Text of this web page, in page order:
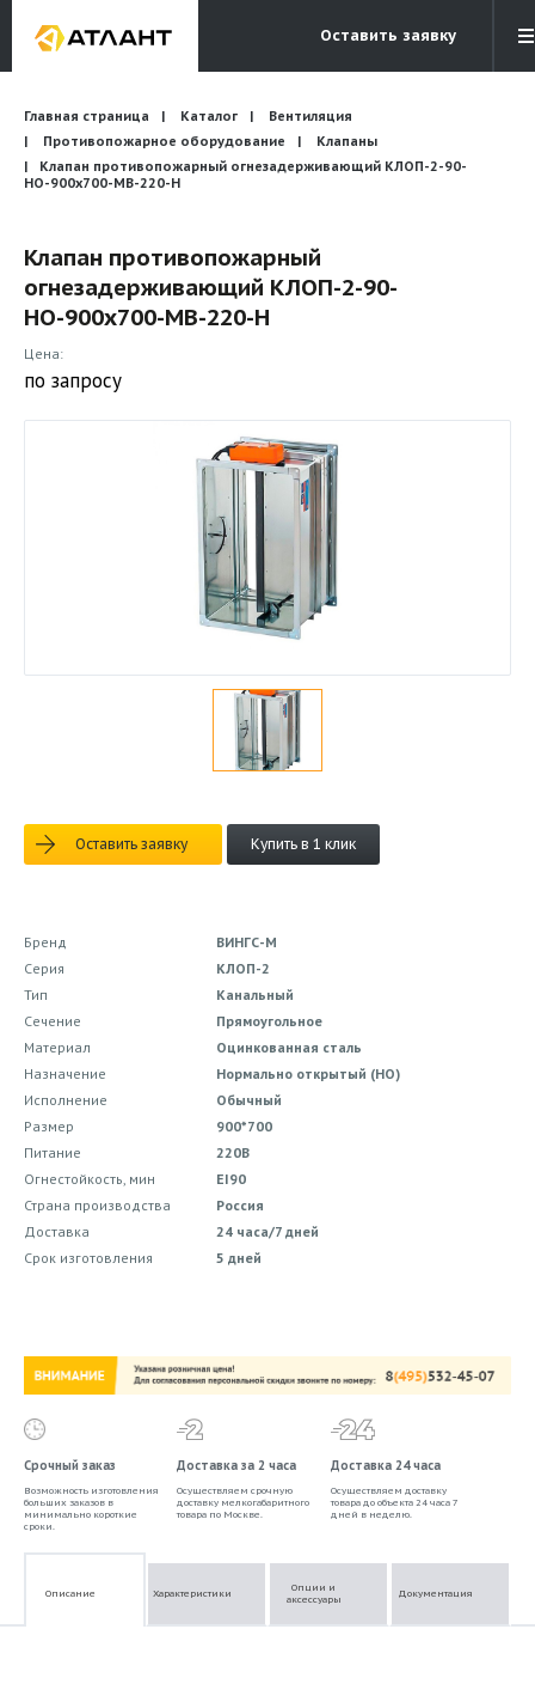
Оставить заявку
Электронная почта
info@atlantcompany.ru
Бесплатный звонок
8 (495) 532-45-07
Бренды
Каталоги
Бланки запросов
Главная страница Каталог
Вентиляция
Противопожарное оборудование
Клапаны
Клапан противопожарный огнезадерживающий КЛОП-2-90-
НО-900х700-МВ-220-Н
Клапан противопожарный
огнезадерживающий КЛОП-2-90-
НО-900х700-МВ-220-Н
Цена:
по запросу
Оставить заявку Купить в 1 клик
Бренд
ВИНГС-М
Серия
КЛОП-2
Тип
Канальный
Сечение
Прямоугольное
Материал
Оцинкованная сталь
Назначение
Нормально открытый (НО)
Исполнение
Обычный
Размер
900*700
Питание
220В
Огнестойкость, мин
EI90
Страна производства
Россия
Доставка
24 часа/7 дней
Срок изготовления
5 дней
Срочный заказ
Возможность изготовления
больших заказов в
минимально короткие
сроки.
Доставка за 2 часа
Осуществляем срочную
доставку мелкогабаритного
товара по Москве.
Доставка 24 часа
Осуществляем доставку
товара до объекта 24 часа 7
дней в неделю.
Описание Характеристики
Опции и
аксессуары
Документация